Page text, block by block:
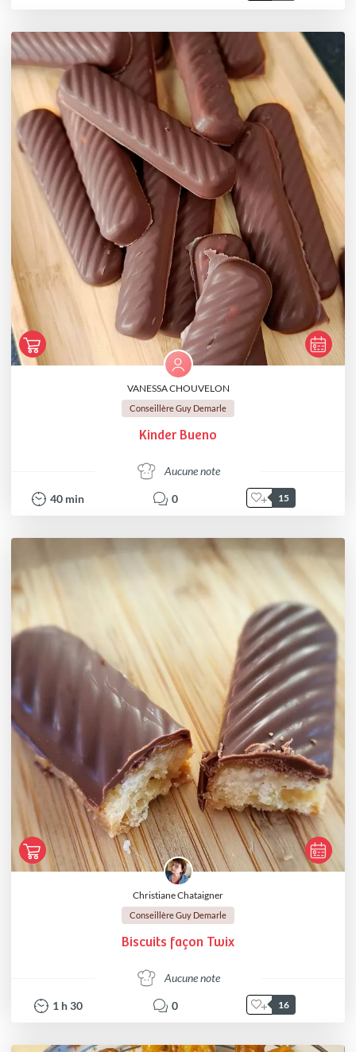
VANESSA CHOUVELON
Conseillère Guy Demarle
Kinder Bueno
Aucune note
40 min 0 15
Christiane Chataigner
Conseillère Guy Demarle
Biscuits façon Twix
Aucune note
1 h30 0 16